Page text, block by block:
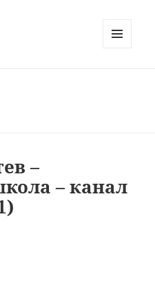
–
– канал